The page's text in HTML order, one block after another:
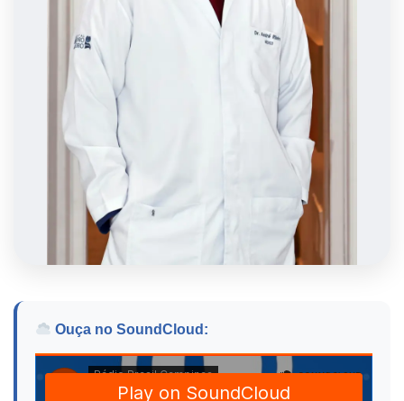
Ouça no SoundCloud: